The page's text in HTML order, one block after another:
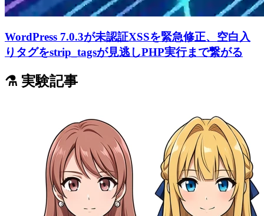
WordPress 7.0.3が未認証XSSを緊急修正、空白入
りタグをstrip_tagsが見逃しPHP実行まで繋がる
⚗️ 実験記事